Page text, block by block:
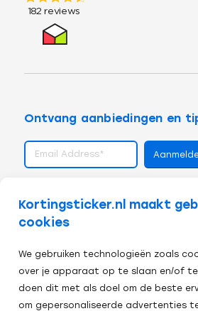
Kortingsticker.nl maakt
cookies
We gebruiken technologieën zoals
over je apparaat op te slaan en/of te
doen dit met als doel om de beste
om gepersonaliseerde advertenties
Ontvang aanbiedingen en